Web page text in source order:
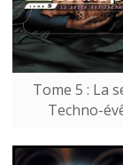
Tome 5 : La
Techno-